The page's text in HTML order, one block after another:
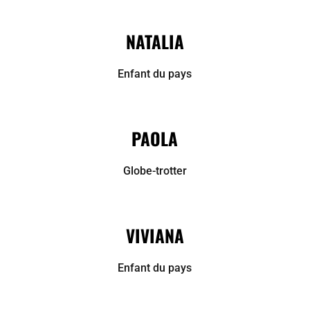
NATALIA
Enfant du pays
PAOLA
Globe-trotter
VIVIANA
Enfant du pays